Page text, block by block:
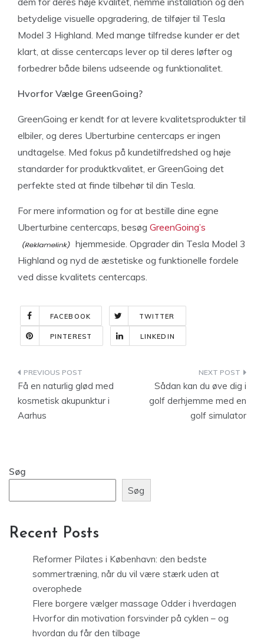
betydelige visuelle opgradering, de tilføjer til Tesla
Model 3 Highland. Med mange tilfredse kunder er det
klart, at disse centercaps lever op til deres løfter og
forbedrer både bilens udseende og funktionalitet.
Hvorfor Vælge GreenGoing?
GreenGoing er kendt for at levere kvalitetsprodukter til
elbiler, og deres Uberturbine centercaps er ingen
undtagelse. Med fokus på kundetilfredshed og høje
standarder for produktkvalitet, er GreenGoing det
perfekte sted at finde tilbehør til din Tesla.
For mere information og for at bestille dine egne
Uberturbine centercaps, besøg GreenGoing’s
hjemmeside. Opgrader din Tesla Model 3
Highland og nyd de æstetiske og funktionelle fordele
ved disse kvalitets centercaps.
FACEBOOK TWITTER
PINTEREST LINKEDIN
Indlægsnavigation
Få en naturlig glød med
kosmetisk akupunktur i
Aarhus
Sådan kan du øve dig i
golf derhjemme med en
golf simulator
Søg
Søg
Recent Posts
Reformer Pilates i København: den bedste
sommertræning, når du vil være stærk uden at
overophede
Flere borgere vælger massage Odder i hverdagen
Hvorfor din motivation forsvinder på cyklen – og
hvordan du får den tilbage